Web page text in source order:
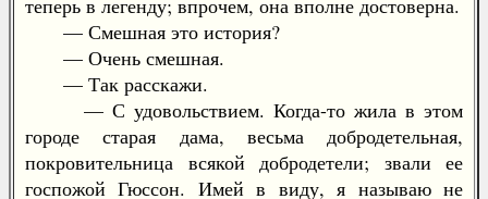
теперь в легенду; впрочем, она вполне достоверна.
— Смешная это история?
— Очень смешная.
— Так расскажи.
— С удовольствием. Когда-то жила в этом
городе старая дама, весьма добродетельная,
покровительница всякой добродетели; звали ее
госпожой Гюссон. Имей в виду, я называю не